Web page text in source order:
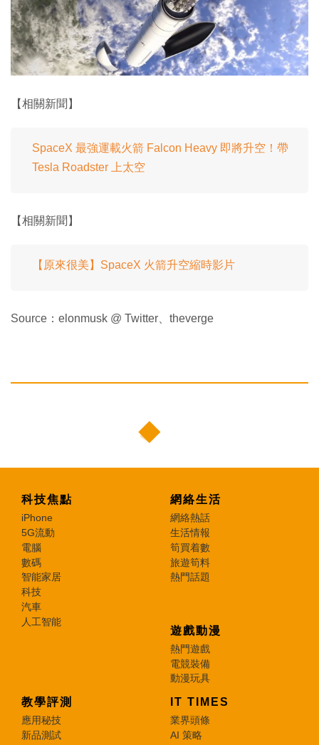
【相關新聞】
SpaceX 最強運載火箭 Falcon Heavy 即將升空！帶
Tesla Roadster 上太空
【相關新聞】
【原來很美】SpaceX 火箭升空縮時影片
Source：elonmusk @ Twitter、theverge
科技焦點
iPhone
5G流動
電腦
數碼
智能家居
科技
汽車
人工智能
網絡生活
網絡熱話
生活情報
筍買着數
旅遊筍料
熱門話題
遊戲動漫
熱門遊戲
電競裝備
動漫玩具
教學評測
應用秘技
新品測試
IT TIMES
業界頭條
AI 策略